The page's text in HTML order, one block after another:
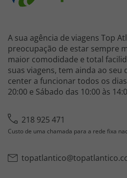
A sua agência de viagens Top
preocupação de estar sempre
maior comodidade e total
suas viagens, tem ainda ao seu
center a funcionar todos os
20:00 e Sábado das 10:00 às
218 925 471
Custo de uma chamada para a rede fixa